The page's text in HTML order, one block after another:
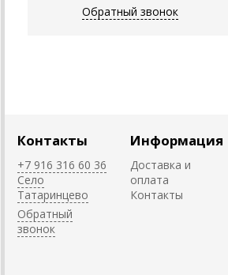
Обратный звонок
Контакты
+7 916 316 60 36
Село
Татаринцево
Обратный
звонок
Информация
Доставка и
оплата
Контакты